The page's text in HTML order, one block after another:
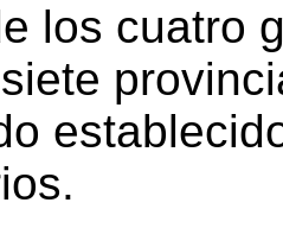
los cuatro